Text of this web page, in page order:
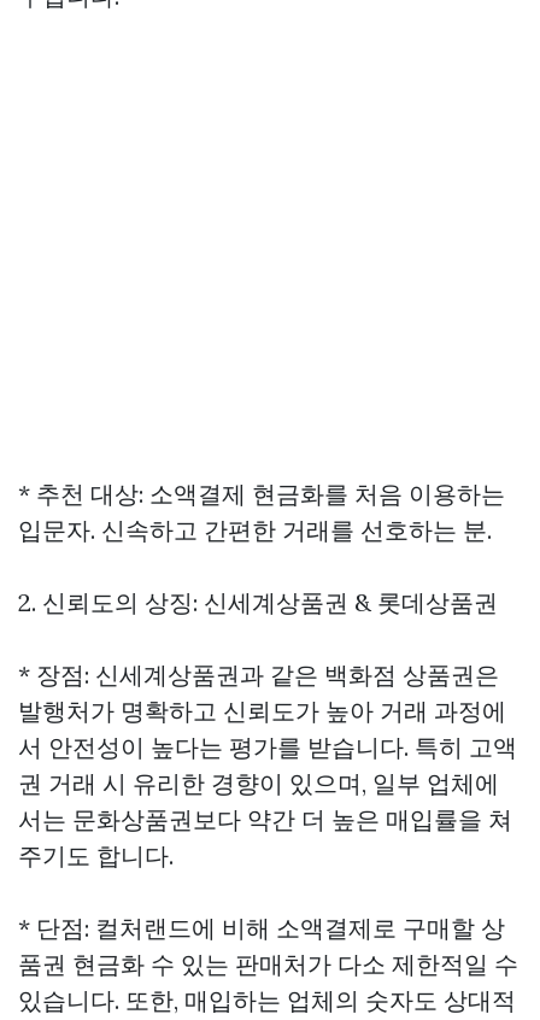
* 추천 대상: 소액결제 현금화를 처음 이용하는
입문자. 신속하고 간편한 거래를 선호하는 분.
2. 신뢰도의 상징: 신세계상품권 & 롯데상품권
* 장점: 신세계상품권과 같은 백화점 상품권은
발행처가 명확하고 신뢰도가 높아 거래 과정에
서 안전성이 높다는 평가를 받습니다. 특히 고액
권 거래 시 유리한 경향이 있으며, 일부 업체에
서는 문화상품권보다 약간 더 높은 매입률을 쳐
주기도 합니다.
* 단점: 컬처랜드에 비해 소액결제로 구매할 상
품권 현금화 수 있는 판매처가 다소 제한적일 수
있습니다. 또한, 매입하는 업체의 숫자도 상대적